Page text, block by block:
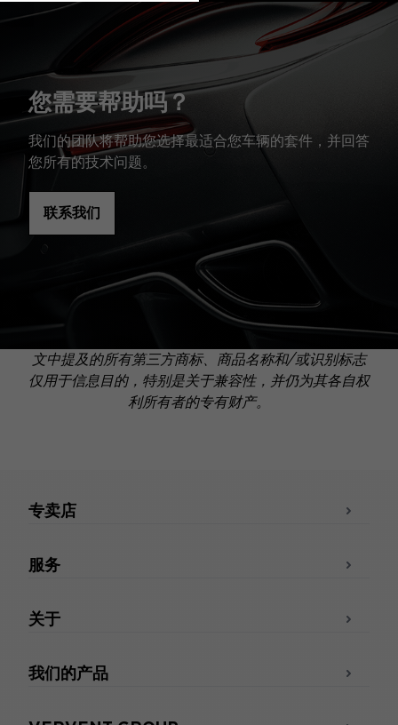
您需要帮助吗？
我们的团队将帮助您选择最适合您车辆的套件，并回答
您所有的技术问题。
联系我们
文中提及的所有第三方商标、商品名称和/或识别标志
仅用于信息目的，特别是关于兼容性，并仍为其各自权
利所有者的专有财产。
专卖店
服务
关于
我们的产品